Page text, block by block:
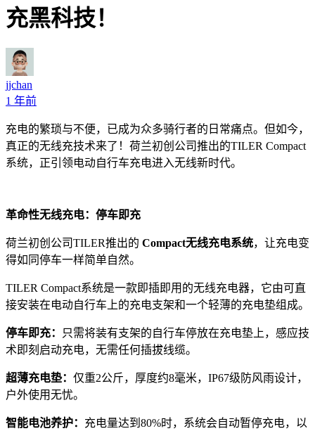
充黑科技！
jjchan
1 年前
充电的繁琐与不便，已成为众多骑行者的日常痛点。但如今，
真正的无线充技术来了！荷兰初创公司推出的TILER Compact
系统，正引领电动自行车充电进入无线新时代。
革命性无线充电：停车即充
荷兰初创公司TILER推出的 Compact无线充电系统，让充电变
得如同停车一样简单自然。
TILER Compact系统是一款即插即用的无线充电器，它由可直
接安装在电动自行车上的充电支架和一个轻薄的充电垫组成。
停车即充：
只需将装有支架的自行车停放在充电垫上，感应技
术即刻启动充电，无需任何插拔线缆。
超薄充电垫： 仅重2公斤，厚度约8毫米，IP67级防风雨设计，
户外使用无忧。
智能电池养护： 充电量达到80%时，系统会自动暂停充电，以